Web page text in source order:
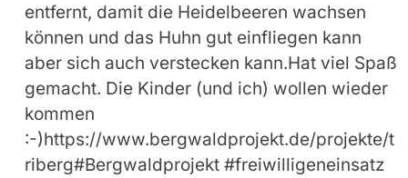
entfernt, damit die Heidelbeeren wachsen
können und das Huhn gut einfliegen kann
aber sich auch verstecken kann.Hat viel Spaß
gemacht. Die Kinder (und ich) wollen wieder
kommen
:-)https://www.bergwaldprojekt.de/projekte/t
riberg#Bergwaldprojekt #freiwilligeneinsatz